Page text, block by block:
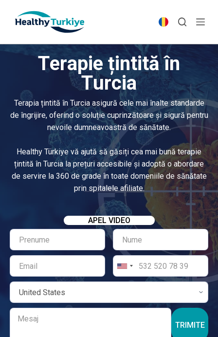
p
t
Terapie țintită în
Turcia
Terapia țintită în Turcia asigură cele mai înalte standarde
de îngrijire, oferind o soluție cuprinzătoare și sigură pentru
nevoile dumneavoastră de sănătate.
Healthy Türkiye vă ajută să găsiți cea mai bună terapie
țintită în Turcia la prețuri accesibile și adoptă o abordare
de servire la 360 de grade în toate domeniile de sănătate
prin spitalele afiliate.
APEL VIDEO
TRIMITE